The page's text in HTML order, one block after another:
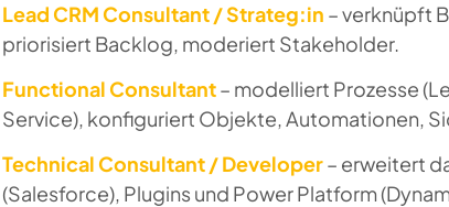
Lead CRM Consultant / Strateg:in – verknüpft
priorisiert Backlog, moderiert Stakeholder.
Functional Consultant– modelliert Prozesse
Service), konfiguriert Objekte, Automationen,
Technical Consultant / Developer– erweitert
(Salesforce), Plugins und Power Platform